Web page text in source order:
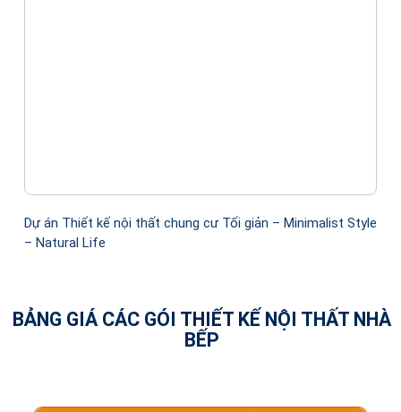
Dự án Thiết kế nội thất chung cư Tối giản – Minimalist Style
– Natural Life
BẢNG GIÁ CÁC GÓI THIẾT KẾ NỘI THẤT NHÀ
BẾP